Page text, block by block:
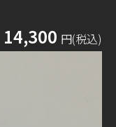
14,300 円(税込)